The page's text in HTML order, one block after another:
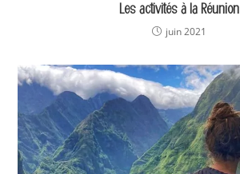
Les activités à la Réunion
juin 2021